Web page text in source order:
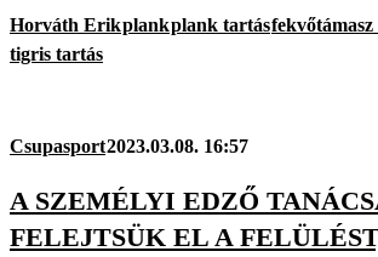
Horváth Erikplankplank tartás
tigris tartás
Csupasport2023.03.08. 16:57
A SZEMÉLYI EDZŐ
FELEJTSÜK EL A